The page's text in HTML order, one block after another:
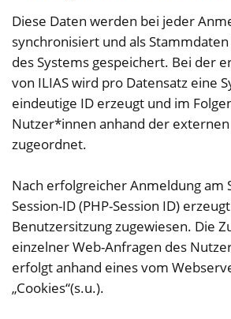
Diese Daten werden bei jeder
synchronisiert und als
des Systems gespeichert. Bei der
von ILIAS wird pro Datensatz eine
eindeutige ID erzeugt und im
Nutzer*innen anhand der externen
zugeordnet.
Nach erfolgreicher Anmeldung am
Session-ID (PHP-Session ID)
Benutzersitzung zugewiesen. Die
einzelner Web-Anfragen des
erfolgt anhand eines vom
„Cookies“(s.u.).